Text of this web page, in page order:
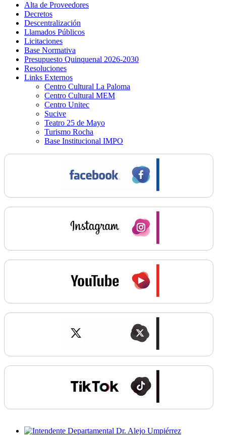
Alta de Proveedores
Decretos
Descentralización
Llamados Públicos
Licitaciones
Base Normativa
Presupuesto Quinquenal 2026-2030
Resoluciones
Links Externos
Centro Cultural La Paloma
Centro Cultural MEM
Centro Unitec
Sucive
Teatro 25 de Mayo
Turismo Rocha
Base Institucional IMPO